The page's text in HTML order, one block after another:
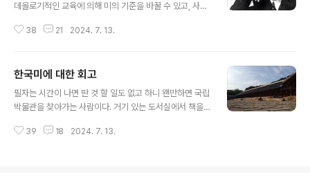
데올로기적인 교육에 의해 미의 기준을 바꿀 수 있고, 사람
이 바로 사회주의 리얼리즘이다. 뭐 사회주의 리얼리즘은
필자의 경험만 하나 이야기 하고자 한다. 필자가 대학생
때, 그때 비로소 사회주의권 영화 음악들이 해금되기 시작
했다. 쇼스타코비치가 80년대까지 금지음악이었다면 믿겠
대까지. 쇼스타코비치가 해금되어 연주되기 시작하던 때의
38 21 2024. 7. 13.
한국미에 대한 회고
필자는 시간이 나면 딴 것 할 일도 없고 하니 왠만하면 국립
박물관을 찾아가는 사람이다. 거기 있는 도서실에서 책을
하려고 이렇게 이야기하는 것이 아니고, 그러니 문외한으
39 18 2024. 7. 13.